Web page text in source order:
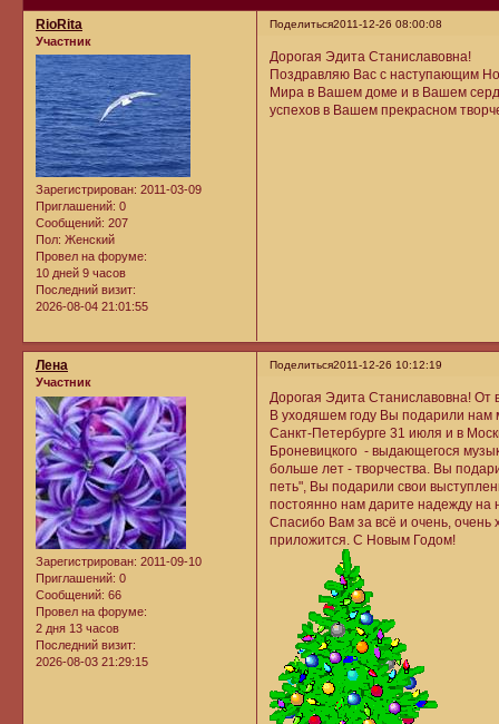
Поделиться2011-12-26 08:00:08
RioRita
Участник
Зарегистрирован: 2011-03-09
Приглашений: 0
Сообщений: 207
Пол: Женский
Провел на форуме:
10 дней 9 часов
Последний визит:
2026-08-04 21:01:55
Дорогая Эдита Станиславовна!
Поздравляю Вас с наступающим
Мира в Вашем доме и в Вашем
успехов в Вашем прекрасном
Поделиться2011-12-26 10:12:19
Лена
Участник
Зарегистрирован: 2011-09-10
Приглашений: 0
Сообщений: 66
Провел на форуме:
2 дня 13 часов
Последний визит:
2026-08-03 21:29:15
Дорогая Эдита Станиславовна!
В уходяшем году Вы подарили нам
Санкт-Петербурге 31 июля и в
Броневицкого - выдающегося
больше лет - творчества. Вы
петь", Вы подарили свои
постоянно нам дарите надежду на
Спасибо Вам за всё и очень,
приложится. С Новым Годом!